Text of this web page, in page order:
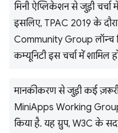
मिनी ऐप्लिकेशन से जुड़ी चर्चा
इसलिए, TPAC 2019 के
Community Group लॉन्च
कम्यूनिटी इस चर्चा में शामिल
मानकीकरण से जुड़ी कई
MiniApps Working
किया है. यह ग्रुप, W3C के